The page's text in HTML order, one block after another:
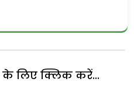
के लिए क्लिक करें...